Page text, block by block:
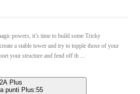
powers, it’s time to build some Tricky
a stable tower and try to topple those of your
your structure and fend off th ...
Plus
punti Plus:55